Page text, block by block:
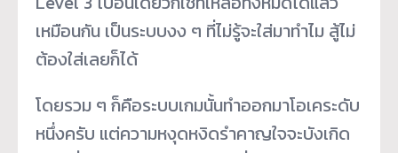
เหมือนกัน เป็นระบบงง ๆ ที่ไม่รู้จะใส่มาทำไม สู้ไม่
ต้องใส่เลยก็ได้
โดยรวม ๆ ก็คือระบบเกมนั้นทำออกมาโอเคระดับ
หนึ่งครับ แต่ความหงุดหงิดรำคาญใจจะบังเกิด